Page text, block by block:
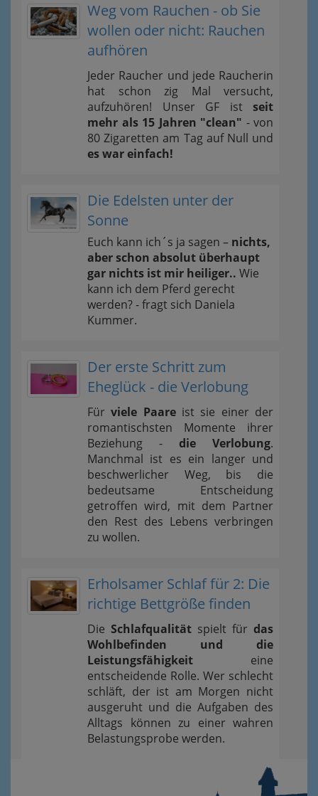
Weg vom Rauchen - ob Sie
wollen oder nicht: Rauchen
aufhören
Jeder Raucher und jede Raucherin
hat schon zig Mal versucht,
aufzuhören! Unser GF ist seit
mehr als 15 Jahren "clean" - von
80 Zigaretten am Tag auf Null und
es war einfach!
Die Edelsten unter der
Sonne
Euch kann ich´s ja sagen – nichts,
aber schon absolut überhaupt
gar nichts ist mir heiliger.. Wie
kann ich dem Pferd gerecht
werden? - fragt sich Daniela
Kummer.
Der erste Schritt zum
Eheglück - die Verlobung
Fürviele Paareist sie einer der
romantischsten Momente ihrer
Beziehung - die Verlobung.
Manchmal ist es ein langer und
beschwerlicher Weg, bis die
bedeutsame Entscheidung
getroffen wird, mit dem Partner
den Rest des Lebens verbringen
zu wollen.
Erholsamer Schlaf für 2: Die
richtige Bettgröße finden
Die Schlafqualität spielt für das
Wohlbefinden und die
Leistungsfähigkeit eine
entscheidende Rolle. Wer schlecht
schläft, der ist am Morgen nicht
ausgeruht und die Aufgaben des
Alltags können zu einer wahren
Belastungsprobe werden.